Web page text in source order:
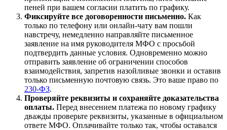
пеней при вашем согласии платить по графику.
Фиксируйте все договоренности письменно. Как
только по телефону или онлайн-чату вам пошли
навстречу, немедленно направляйте письменное
заявление на имя руководителя МФО с просьбой
подтвердить данные условия. Одновременно можно
отправить заявление об ограничении способов
взаимодействия, запретив назойливые звонки и оставив
только письменную почтовую связь. Это ваше право по
230-ФЗ.
Проверяйте реквизиты и сохраняйте доказательства
оплаты. Перед внесением платежа по новому графику
дважды проверьте реквизиты, указанные в официальном
ответе МФО. Оплачивайте только так, чтобы оставался